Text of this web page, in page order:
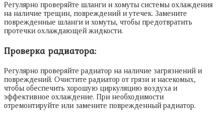
Регулярно проверяйте шланги и хомуты системы охлаждения
на наличие трещин, повреждений и утечек. Замените
поврежденные шланги и хомуты, чтобы предотвратить
протечки охлаждающей жидкости.
Проверка радиатора:
Регулярно проверяйте радиатор на наличие загрязнений и
повреждений. Очистите радиатор от грязи и насекомых,
чтобы обеспечить хорошую циркуляцию воздуха и
эффективное охлаждение. При необходимости
отремонтируйте или замените поврежденный радиатор.